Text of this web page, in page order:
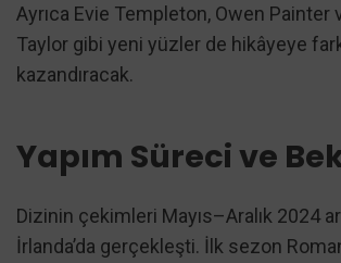
Ayrıca Evie Templeton, Owen Painter
Taylor gibi yeni yüzler de hikâyeye
kazandıracak.
Yapım Süreci ve
Dizinin çekimleri Mayıs–Aralık 2024
İrlanda’da gerçekleşti. İlk sezon